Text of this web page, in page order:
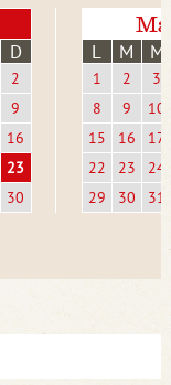
D
2
9
16
23
30
L M M
1 2
3
8
9
10
15
16
17
22
23
24
29
30 31